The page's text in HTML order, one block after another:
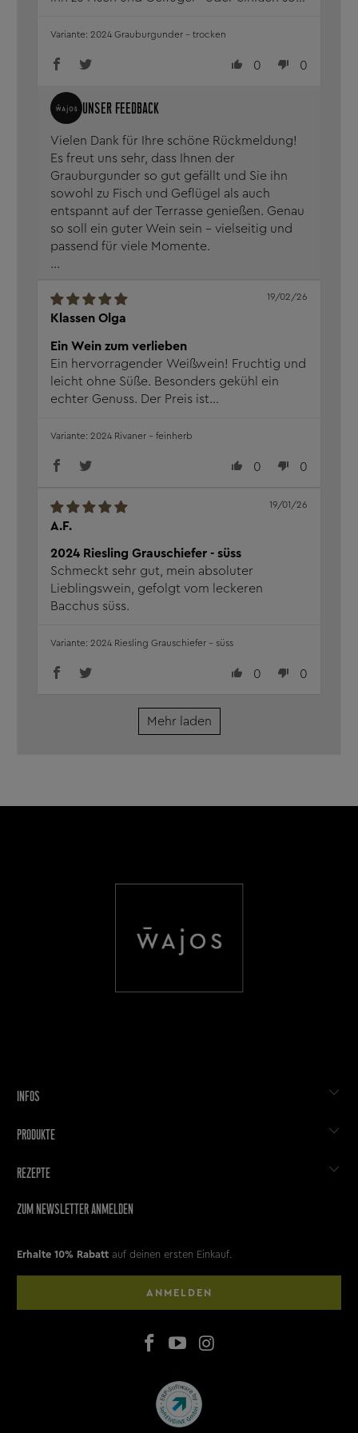
Wein passt immer.
0 0
Vielen Dank für Ihre schöne Rückmeldung!
Es freut uns sehr, dass Ihnen der
Grauburgunder so gut gefällt und Sie ihn
sowohl zu Fisch und Geflügel als auch
entspannt auf der Terrasse genießen. Genau
so soll ein guter Wein sein – vielseitig und
passend für viele Momente.
...
2024 Grauburgunder - trocken
Klassen Olga
19/02/26
Ein Wein zum verlieben
Ein hervorragender Weißwein! Fruchtig und
leicht ohne Süße. Besonders gekühl ein
echter Genuss. Der Preis ist
bisschen mehr auszugeben!;mein absoluter
0
0
2024 Rivaner – feinherb
A.F.
19/01/26
2024 Riesling Grauschiefer - süss
Schmeckt sehr gut, mein absoluter
Lieblingswein, gefolgt vom leckeren
Bacchus süss.
0 0
2024 Riesling Grauschiefer - süss
Mehr laden
INFOS
PRODUKTE
REZEPTE
ZUM NEWSLETTER ANMELDEN
Erhalte 10% Rabatt auf deinen ersten Einkauf.
ANMELDEN